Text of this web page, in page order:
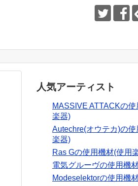
人気アーティスト
MASSIVE ATTACKの使
楽器)
Autechre(オウテカ)の使
楽器)
Ras Gの使用機材(使用
電気グルーヴの使用機
Modeselektorの使用機